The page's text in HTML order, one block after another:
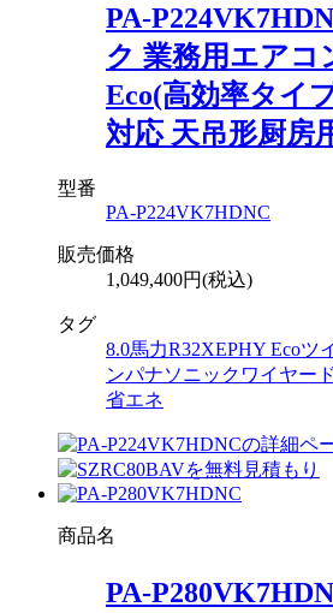
PA-
ク 業務用エアコ
Eco(高効率タイ
対応 天吊形厨房
型番
PA-P224VK7HDNC
販売価格
1,049,400円(税込)
タグ
8.0馬力R32XEPHY Ecoツ
ンパナソニック ワイヤード
省エネ
商品名
PA-